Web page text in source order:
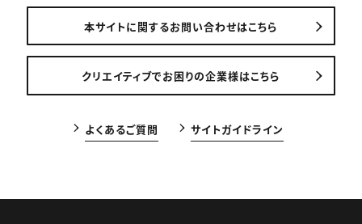
本サイトに関するお問い合わせはこちら
クリエイティブでお困りの企業様はこちら
よくあるご質問 サイトガイドライン